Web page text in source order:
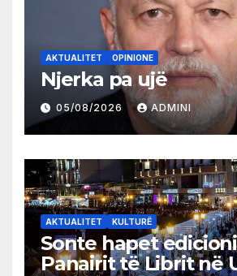
AKTUALITET OPINIONE
Njerka pa ujë
05/08/2026 ADMINI
AKTUALITET KULTURË
Sonte hapet
Panairit të Librit në